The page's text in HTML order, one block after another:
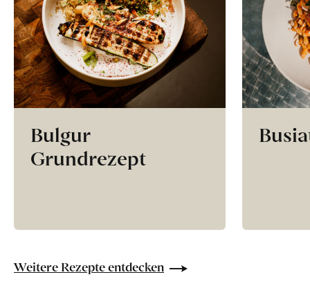
Bulgur
Grundrezept
Weitere Rezepte entdecken